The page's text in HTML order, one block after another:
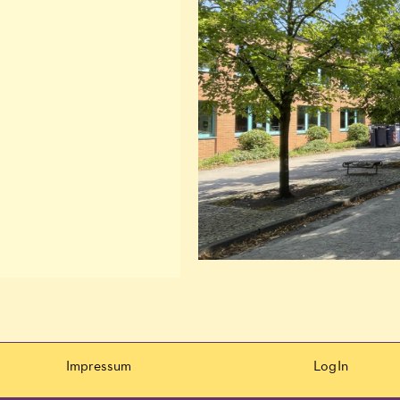
Impressum LogIn